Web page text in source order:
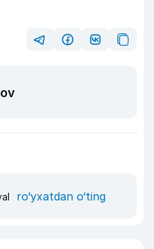
ro‘yxatdan o‘ting